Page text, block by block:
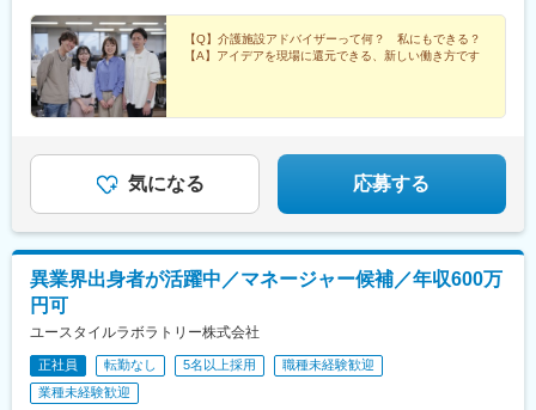
長期的に築くことができます！（※印のエリアは経験者のみ採用中
です）☆勤務地住所は一例となります。━━【転居希望者向けの
働き方も】━━将来的に地元を離れたい方は、半年ほど地元勤務
後、東京神奈川など首都圏への転勤も可能！移住支援制度（費用
会社負担）もあり、早期キャリアアップも見込めます！
駅、和光市駅、岩槻駅、志久駅、戸塚安行駅、久喜駅、浜野駅、
六実駅、常盤平駅、みどり台駅、柏駅、小机駅、古淵駅、高座渋
谷駅、横浜駅、辻堂駅、淵野辺駅、いずみ中央駅、越後赤塚駅、
新潟駅、見附駅、名鉄岐阜駅、松本駅、積志駅、東静岡駅、桜橋
駅(静岡県)、小垣江駅、北新川駅、神領駅、名鉄名古屋駅、小野駅
駅、神宮丸太町駅、古市駅(大阪府)、大日駅、門真南駅、瑞光四丁
目駅、星ケ丘駅(大阪府)、城北公園通駅、南巽駅、崇禅寺駅、尼崎
駅(阪神線)、山陽天満駅、加古川駅、新神戸駅、住吉駅(兵庫県・
東海道)、香櫨園駅、中山寺駅、大久保駅(兵庫県)、舞子公園駅、
六甲駅、富雄駅、横川駅、小網町駅、吉塚駅、茶山駅(福岡県)、九
通り駅、代々木八幡駅、立場駅
【Q】介護施設アドバイザーって何？ 私にもできる？
【A】アイデアを現場に還元できる、新しい働き方です
気になる 応募する
異業界出身者が活躍中／マネージャー候補／年収600万
円可
ユースタイルラボラトリー株式会社
正社員 転勤なし 5名以上採用
職種未経験歓迎
業種未経験歓迎